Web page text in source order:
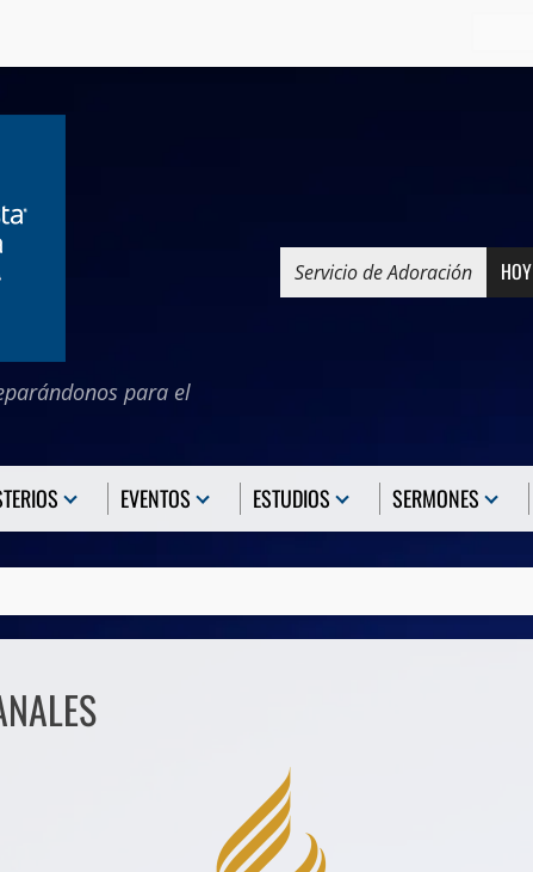
para el
Servicio de Adoración HOY
EVENTOS ESTUDIOS SERMONES